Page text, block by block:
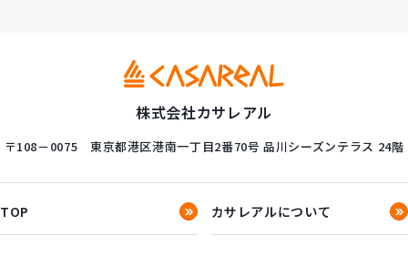
株式会社カサレアル
〒108－0075 東京都港区港南一丁目2番70号 品川シーズンテラス 24階
TOP カサレアルについて